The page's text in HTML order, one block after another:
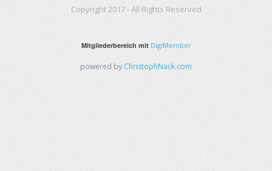
Copyright 2017 - All Rights Reserved
Mitgliederbereich mit DigiMember
powered by ChristophNack.com